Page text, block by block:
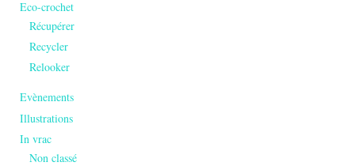
Eco-crochet
Récupérer
Recycler
Relooker
Evènements
Illustrations
In vrac
Non classé